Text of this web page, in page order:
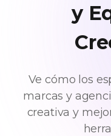
y
Ve cómo los
marcas y
creativa y